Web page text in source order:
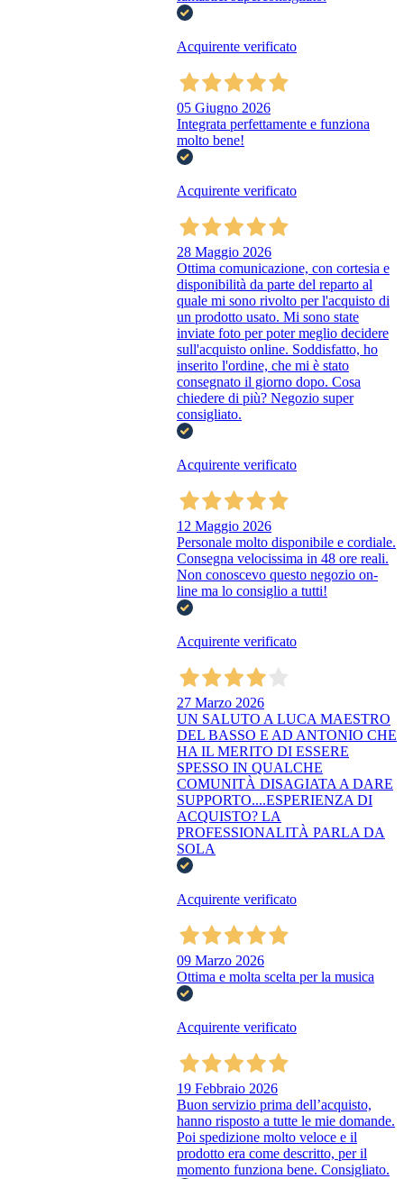
Acquirente verificato
05 Giugno 2026
Integrata perfettamente e funziona
molto bene!
Acquirente verificato
28 Maggio 2026
Ottima comunicazione, con cortesia e
disponibilità da parte del reparto al
quale mi sono rivolto per l'acquisto di
un prodotto usato. Mi sono state
inviate foto per poter meglio decidere
sull'acquisto online. Soddisfatto, ho
inserito l'ordine, che mi è stato
consegnato il giorno dopo. Cosa
chiedere di più? Negozio super
consigliato.
Acquirente verificato
12 Maggio 2026
Personale molto disponibile e cordiale.
Consegna velocissima in 48 ore reali.
Non conoscevo questo negozio on-
line ma lo consiglio a tutti!
Acquirente verificato
27 Marzo 2026
UN SALUTO A LUCA MAESTRO
DEL BASSO E AD ANTONIO CHE
HA IL MERITO DI ESSERE
SPESSO IN QUALCHE
COMUNITÀ DISAGIATA A DARE
SUPPORTO....ESPERIENZA DI
ACQUISTO? LA
PROFESSIONALITÀ PARLA DA
SOLA
Acquirente verificato
09 Marzo 2026
Ottima e molta scelta per la musica
Acquirente verificato
19 Febbraio 2026
Buon servizio prima dell’acquisto,
hanno risposto a tutte le mie domande.
Poi spedizione molto veloce e il
prodotto era come descritto, per il
momento funziona bene. Consigliato.